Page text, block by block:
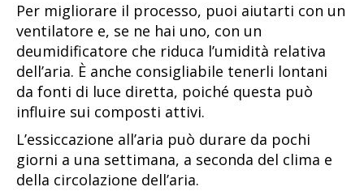
Per migliorare il processo, puoi aiutarti con un
ventilatore e, se ne hai uno, con un
deumidificatore che riduca l’umidità relativa
dell’aria. È anche consigliabile tenerli lontani
da fonti di luce diretta, poiché questa può
influire sui composti attivi.
L’essiccazione all’aria può durare da pochi
giorni a una settimana, a seconda del clima e
della circolazione dell’aria.